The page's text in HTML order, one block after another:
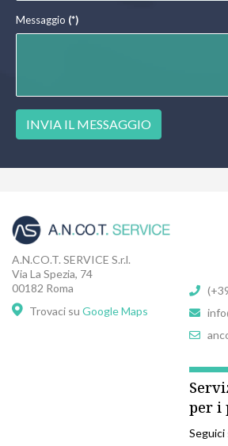
Messaggio (*)
INVIA IL MESSAGGIO
A.N.CO.T. SERVICE S.r.l.
Via La Spezia, 74
00182 Roma
Trovaci su Google Maps
per i
Seguici